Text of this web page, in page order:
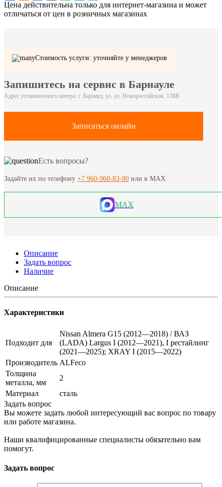
Цена действительна только для интернет-магазина и может
отличаться от цен в розничных магазинах
Стоимость услуги: уточняйте у менеджеров
Запишитесь на сервис в Барнауле
Адрес установочного центра: г. Барнаул, ул. ул. Новороссийская, 138В
Записаться онлайн
Есть вопросы?
Задайте их по телефону +7 960-960-83-80 или в MAX
MAX
Описание
Задать вопрос
Наличие
Описание
Характеристики
Подходит для
Nissan Almera G15 (2012—2018) / ВАЗ
(LADA) Largus I (2012—2021), I рестайлинг
(2021—2025); XRAY I (2015—2022)
Производитель ALFeco
Толщина
металла, мм
2
Материал
сталь
Задать вопрос
Вы можете задать любой интересующий вас вопрос по товару
или работе магазина.
Наши квалифицированные специалисты обязательно вам
помогут.
Задать вопрос